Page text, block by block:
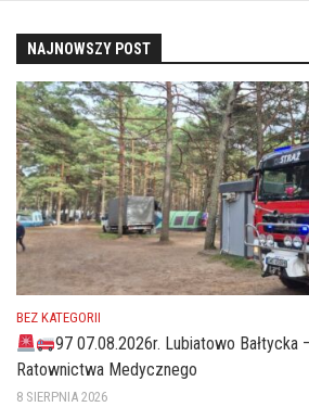
NAJNOWSZY POST
BEZ KATEGORII
97 07.08.2026r. Lubiatowo Bałtycka
Ratownictwa Medycznego
8 SIERPNIA 2026